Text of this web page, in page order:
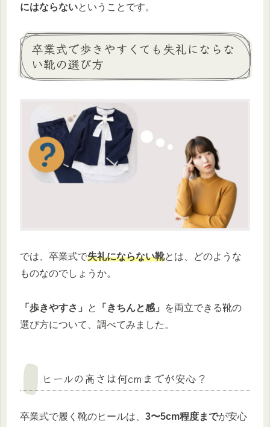
にはならないということです。
卒業式で歩きやすくても失礼にならな
い靴の選び方
では、卒業式で失礼にならない靴とは、どのような
ものなのでしょうか。
「歩きやすさ」 と 「きちんと感」
を両立できる靴の
選び方について、調べてみました。
ヒールの高さは何cmまでが安心？
卒業式で履く靴のヒールは、 3〜5cm程度までが安心